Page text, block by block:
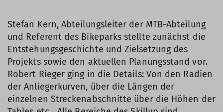
Stefan Kern, Abteilungsleiter der MTB-Abteilung
und Referent des Bikeparks stellte zunächst die
Entstehungsgeschichte und Zielsetzung des
Projekts sowie den aktuellen Planungsstand vor.
Robert Rieger ging in die Details: Von den Radien
der Anliegerkurven, über die Längen der
einzelnen Streckenabschnitte über die Höhen der